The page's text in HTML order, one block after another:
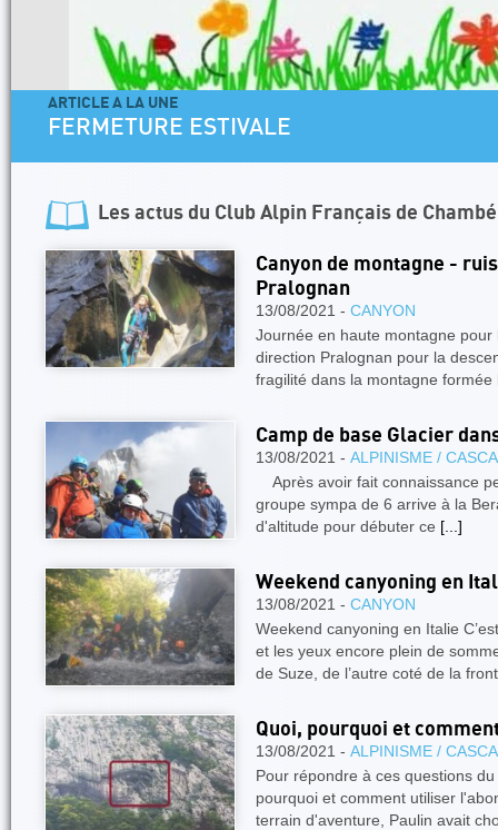
ARTICLE A LA UNE
FERMETURE ESTIVALE
Les actus du Club Alpin Français de
Canyon de montagne -
Pralognan
13/08/2021 - CANYON
Journée en haute montagne
direction Pralognan pour la
fragilité dans la montagne
Camp de base Glacier
13/08/2021 - ALPINISME /
Après avoir fait connaissance
groupe sympa de 6 arrive à la
d'altitude pour débuter ce [...]
Weekend canyoning en
13/08/2021 - CANYON
Weekend canyoning en Italie
et les yeux encore plein de
de Suze, de l’autre coté de la
Quoi, pourquoi et
13/08/2021 - ALPINISME /
Pour répondre à ces questions
pourquoi et comment utiliser
terrain d'aventure, Paulin avait